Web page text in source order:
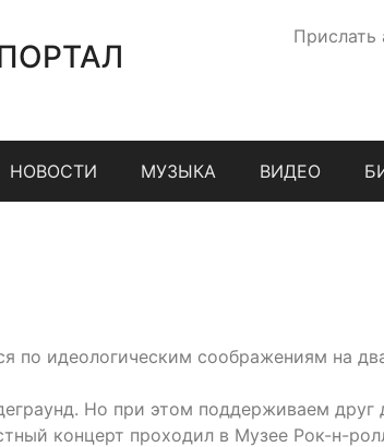
Прислать
НОВОСТИ МУЗЫКА ВИДЕО
по идеологическим соображениям на
Но при этом поддерживаем друг
концерт проходил в Музее Рок-н-